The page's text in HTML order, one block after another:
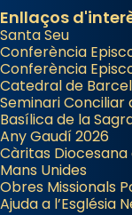
Enllaços
Santa Seu
Conferència
Conferència
Catedral de
Seminari Conciliar
Basílica de la
Any Gaudí 2026
Càritas
Mans Unides
Obres Missionals
Ajuda a l’Església